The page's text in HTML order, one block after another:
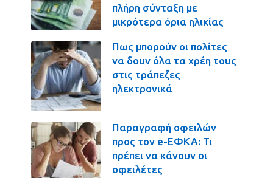
πλήρη σύνταξη με
μικρότερα όρια ηλικίας
Πως μπορούν οι πολίτες
να δουν όλα τα χρέη τους
στις τράπεζες
ηλεκτρονικά
Παραγραφή οφειλών
προς τον e-ΕΦΚΑ: Τι
πρέπει να κάνουν οι
οφειλέτες